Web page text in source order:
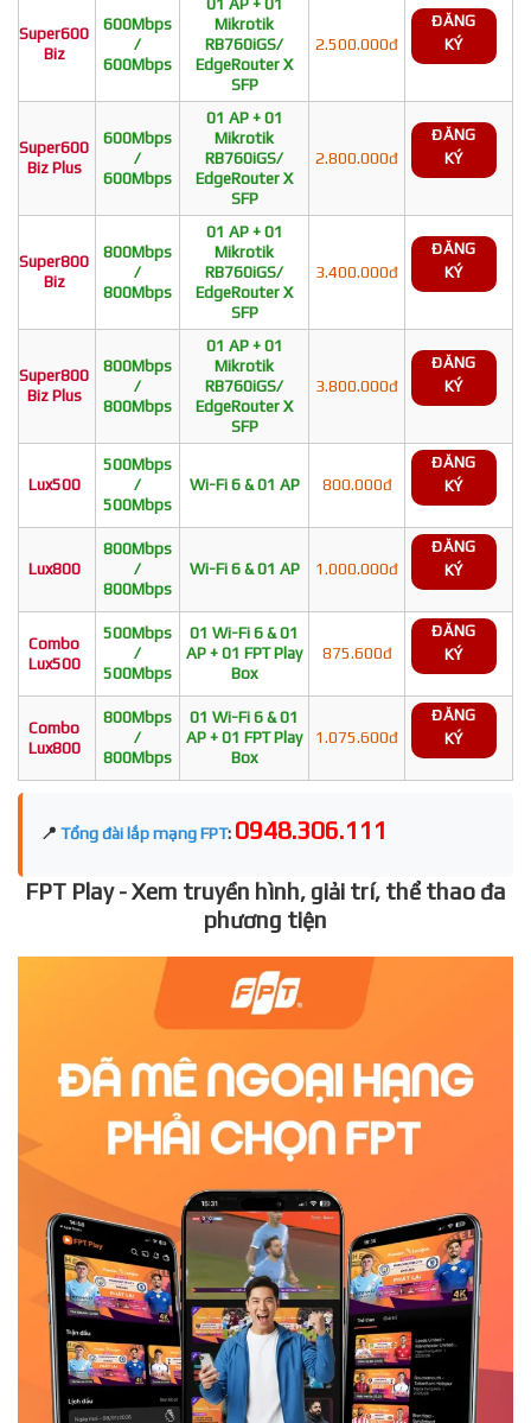
Super600
Biz
600Mbps
/
600Mbps
Mikrotik
RB760iGS/
EdgeRouter X
SFP
2.500.000đ
ĐĂNG
KÝ
Super600
Biz Plus
600Mbps
/
600Mbps
01 AP + 01
Mikrotik
RB760iGS/
EdgeRouter X
SFP
2.800.000đ
ĐĂNG
KÝ
Super800
Biz
800Mbps
/
800Mbps
01 AP + 01
Mikrotik
RB760iGS/
EdgeRouter X
SFP
3.400.000đ
ĐĂNG
KÝ
Super800
Biz Plus
800Mbps
/
800Mbps
01 AP + 01
Mikrotik
RB760iGS/
EdgeRouter X
SFP
3.800.000đ
ĐĂNG
KÝ
Lux500
500Mbps
/
500Mbps
Wi-Fi 6 & 01 AP 800.000đ
ĐĂNG
KÝ
Lux800
800Mbps
/
800Mbps
Wi-Fi 6 & 01 AP 1.000.000đ
ĐĂNG
KÝ
Combo
Lux500
500Mbps
/
500Mbps
01 Wi-Fi 6 & 01
AP + 01 FPT Play
Box
875.600đ
ĐĂNG
KÝ
Combo
Lux800
800Mbps
/
800Mbps
01 Wi-Fi 6 & 01
AP + 01 FPT Play
Box
1.075.600đ
ĐĂNG
KÝ
📍 Tổng đài lắp mạng FPT: 0948.306.111
FPT Play - Xem truyền hình, giải trí, thể thao đa
phương tiện